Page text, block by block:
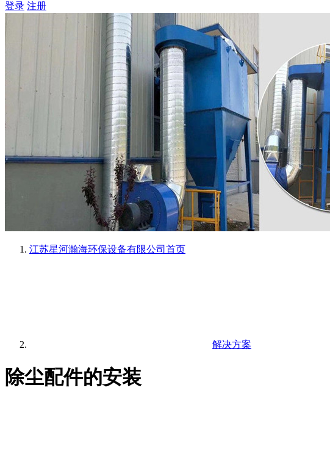
登录 注册
江苏星河瀚海环保设备有限公司 首页
解决方案
除尘配件的安装